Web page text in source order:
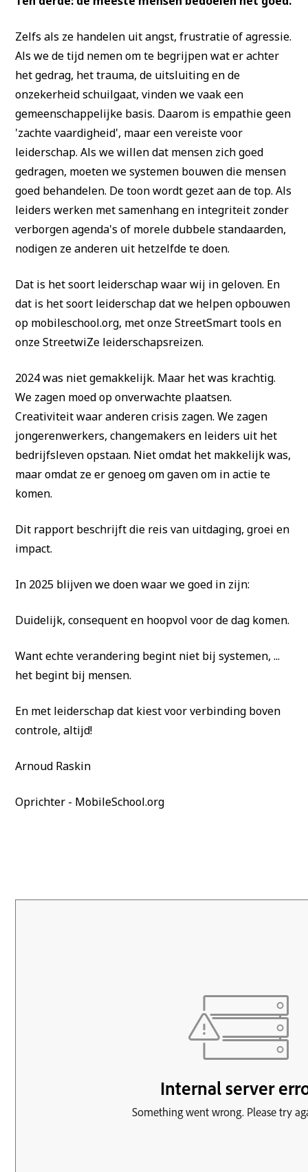
Zelfs als ze handelen uit angst, frustratie of agressie.
Als we de tijd nemen om te begrijpen wat er achter
het gedrag, het trauma, de uitsluiting en de
onzekerheid schuilgaat, vinden we vaak een
gemeenschappelijke basis. Daarom is empathie geen
'zachte vaardigheid', maar een vereiste voor
leiderschap. Als we willen dat mensen zich goed
gedragen, moeten we systemen bouwen die mensen
goed behandelen. De toon wordt gezet aan de top. Als
leiders werken met samenhang en integriteit zonder
verborgen agenda's of morele dubbele standaarden,
nodigen ze anderen uit hetzelfde te doen.
Dat is het soort leiderschap waar wij in geloven. En
dat is het soort leiderschap dat we helpen opbouwen
op mobileschool.org, met onze StreetSmart tools en
onze StreetwiZe leiderschapsreizen.
2024 was niet gemakkelijk. Maar het was krachtig.
We zagen moed op onverwachte plaatsen.
Creativiteit waar anderen crisis zagen. We zagen
jongerenwerkers, changemakers en leiders uit het
bedrijfsleven opstaan. Niet omdat het makkelijk was,
maar omdat ze er genoeg om gaven om in actie te
komen.
Dit rapport beschrijft die reis van uitdaging, groei en
impact.
In 2025 blijven we doen waar we goed in zijn:
Duidelijk, consequent en hoopvol voor de dag komen.
Want echte verandering begint niet bij systemen, ...
het begint bij mensen.
En met leiderschap dat kiest voor verbinding boven
controle, altijd!
Arnoud Raskin
Oprichter - MobileSchool.org